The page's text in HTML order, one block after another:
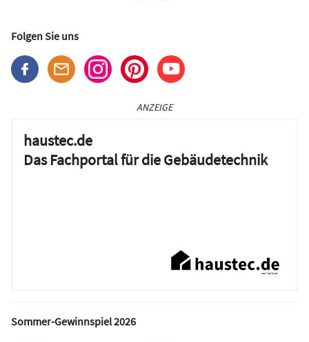
Folgen Sie uns
ANZEIGE
haustec.de
Das Fachportal für die Gebäudetechnik
Sommer-Gewinnspiel 2026